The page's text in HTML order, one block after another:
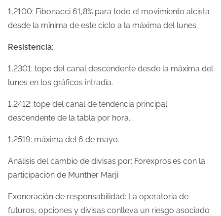
1,2100: Fibonacci 61,8% para todo el movimiento alcista
desde la mínima de este ciclo a la máxima del lunes.
Resistencia:
1,2301: tope del canal descendente desde la máxima del
lunes en los gráficos intradía.
1,2412: tope del canal de tendencia principal
descendente de la tabla por hora.
1,2519: máxima del 6 de mayo.
Análisis del cambio de divisas por: Forexpros.es con la
participación de Munther Marji
Exoneración de responsabilidad: La operatoria de
futuros, opciones y divisas conlleva un riesgo asociado